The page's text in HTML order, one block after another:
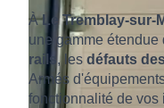
ÀLe Tremblay-sur-
une gamme
rails , les défauts
Armés
fonctionnalité de vos